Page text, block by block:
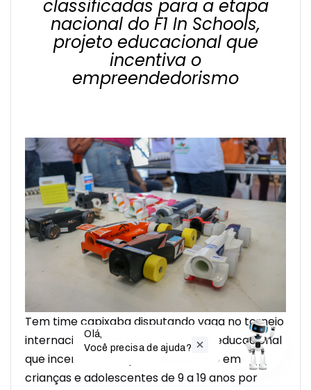
classificadas para a etapa
nacional do F1 In Schools,
projeto educacional que
incentiva o
empreendedorismo
Tem time capixaba disputando vaga no torneio
internacional F1 In Schools, projeto educacional
que incentiva o empreendedorismo em
crianças e adolescentes de 9 a 19 anos por
Olá,
Você precisa de ajuda?